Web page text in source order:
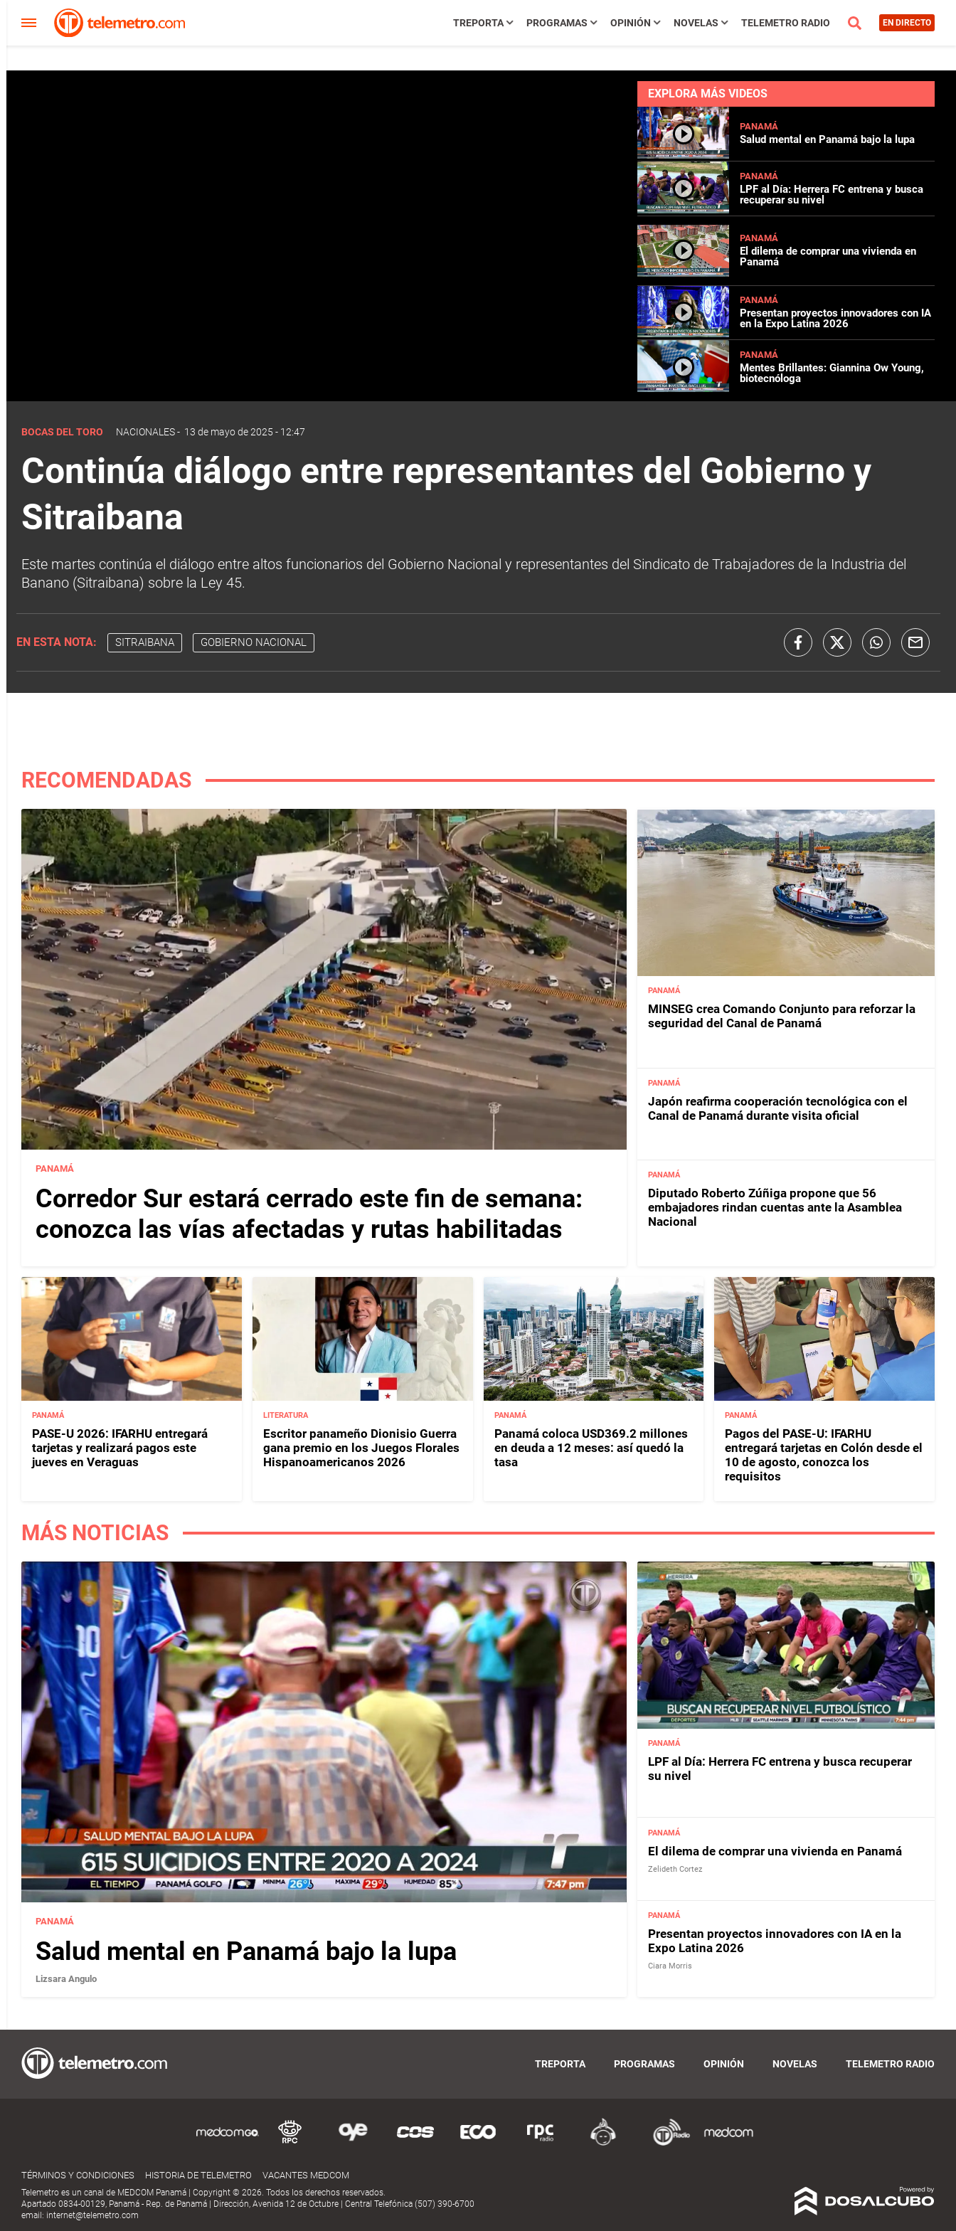
TREPORTA PROGRAMAS OPINIÓN NOVELAS TELEMETRO RADIO EN DIRECTO
EXPLORA MÁS VIDEOS
PANAMÁ
Salud mental en Panamá bajo la lupa
PANAMÁ
LPF al Día: Herrera FC entrena y busca
recuperar su nivel
PANAMÁ
El dilema de comprar una vivienda en
Panamá
PANAMÁ
Presentan proyectos innovadores con IA
en la Expo Latina 2026
PANAMÁ
Mentes Brillantes: Giannina Ow Young,
biotecnóloga
BOCAS DEL TORO NACIONALES- 13 de mayo de 2025 - 12:47
Continúa diálogo entre representantes del Gobierno y
Sitraibana
Este martes continúa el diálogo entre altos funcionarios del Gobierno Nacional y representantes del Sindicato de Trabajadores de la Industria del
Banano (Sitraibana) sobre la Ley 45.
EN ESTA NOTA: SITRAIBANA GOBIERNO NACIONAL
RECOMENDADAS
PANAMÁ
Corredor Sur estará cerrado este fin de semana:
conozca las vías afectadas y rutas habilitadas
PANAMÁ
MINSEG crea Comando Conjunto para reforzar la
seguridad del Canal de Panamá
PANAMÁ
Japón reafirma cooperación tecnológica con el
Canal de Panamá durante visita oficial
PANAMÁ
Diputado Roberto Zúñiga propone que 56
embajadores rindan cuentas ante la Asamblea
Nacional
PANAMÁ
PASE-U 2026: IFARHU entregará
tarjetas y realizará pagos este
jueves en Veraguas
LITERATURA
Escritor panameño Dionisio Guerra
gana premio en los Juegos Florales
Hispanoamericanos 2026
PANAMÁ
Panamá coloca USD369.2 millones
en deuda a 12 meses: así quedó la
tasa
PANAMÁ
Pagos del PASE-U: IFARHU
entregará tarjetas en Colón desde el
10 de agosto, conozca los
requisitos
MÁS NOTICIAS
PANAMÁ
Salud mental en Panamá bajo la lupa
Lizsara Angulo
PANAMÁ
LPF al Día: Herrera FC entrena y busca recuperar
su nivel
PANAMÁ
El dilema de comprar una vivienda en Panamá
Zelideth Cortez
PANAMÁ
Presentan proyectos innovadores con IA en la
Expo Latina 2026
Ciara Morris
TREPORTA PROGRAMAS OPINIÓN NOVELAS TELEMETRO RADIO
TÉRMINOS Y CONDICIONES HISTORIA DE TELEMETRO VACANTES MEDCOM
Telemetro es un canal de MEDCOM Panamá | Copyright © 2026. Todos los derechos reservados.
Apartado 0834-00129, Panamá - Rep. de Panamá | Dirección, Avenida 12 de Octubre | Central Telefónica (507) 390-6700
email: internet@telemetro.com